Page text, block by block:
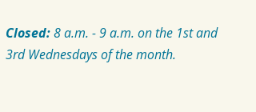
Closed:​8 a.m. - 9 a.m. on the 1st and
3rd Wednesdays of the month.